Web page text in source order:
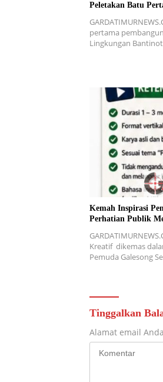
Peletakan Batu
pertama
Lingkungan
Kemah Inspirasi
Perhatian Publik
Kreatif dikemas
Pemuda Galesong
Tinggalkan
Alamat email